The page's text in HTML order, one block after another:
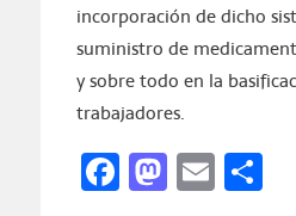
incorporación de dicho
suministro de
y sobre todo en la
trabajadores.
Facebook
Email